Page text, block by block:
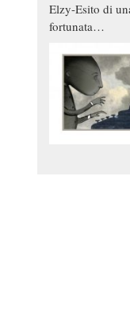
Elzy-Esito di
fortunata